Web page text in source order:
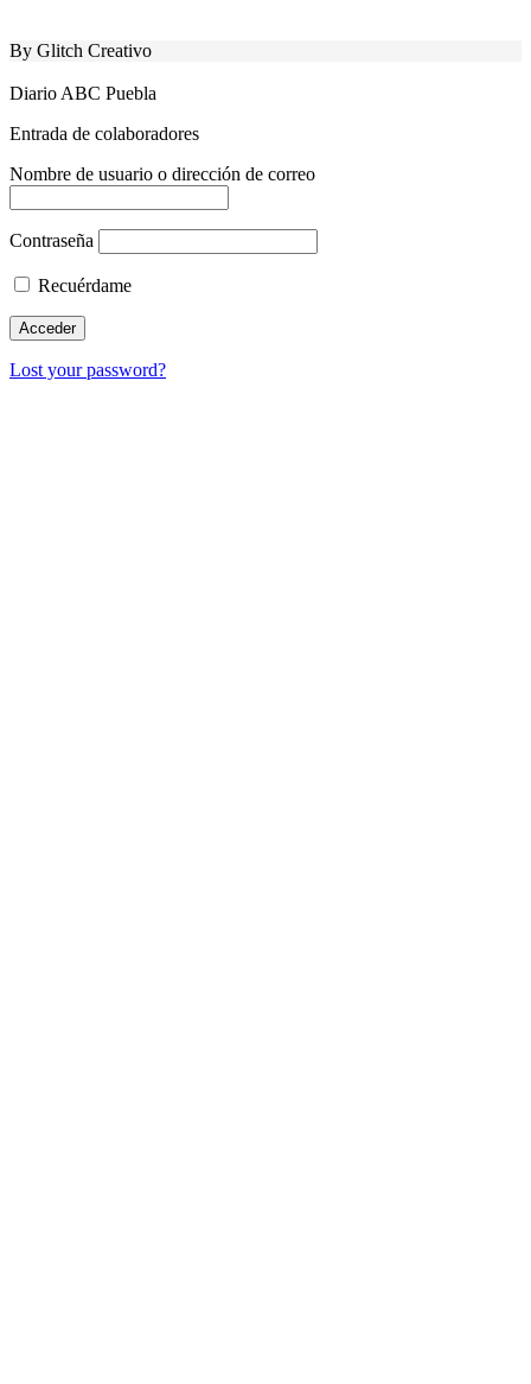
By Glitch Creativo
Diario ABC Puebla
Entrada de colaboradores
Nombre de usuario o dirección de correo
Contraseña
Recuérdame
Lost your password?